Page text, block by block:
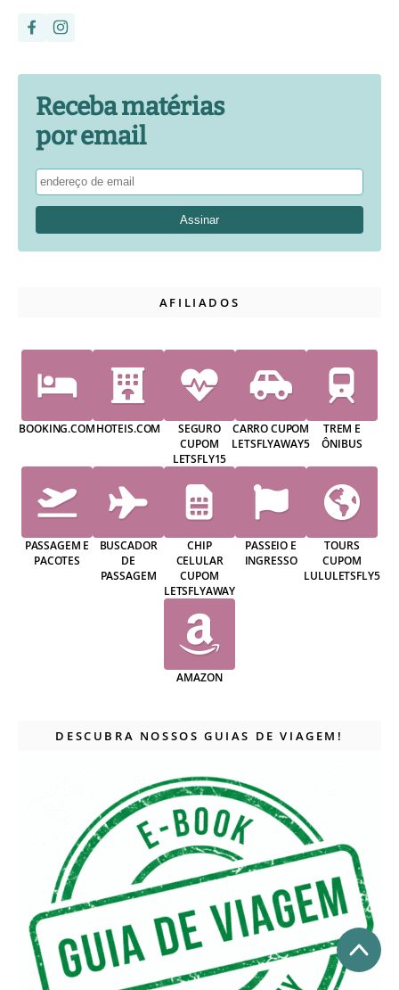
Receba matérias
por email
AFILIADOS
BOOKING.COMHOTEIS.COM
SEGURO
CUPOM
LETSFLY15
CARRO CUPOM
LETSFLYAWAY5
TREM E
ÔNIBUS
PASSAGEM E
PACOTES
BUSCADOR
DE
PASSAGEM
CHIP
CELULAR
CUPOM
LETSFLYAWAY
PASSEIO E
INGRESSO
TOURS
CUPOM
LULULETSFLY5
AMAZON
DESCUBRA NOSSOS GUIAS DE VIAGEM!